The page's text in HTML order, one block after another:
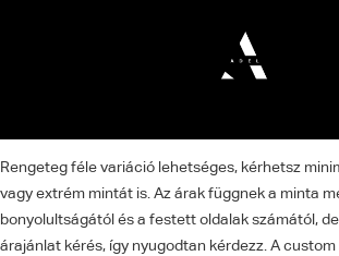
Rengeteg féle variáció lehetséges, kérhetsz
vagy extrém mintát is. Az árak függnek a minta
bonyolultságától és a festett oldalak számától,
árajánlat kérés, így nyugodtan kérdezz. A